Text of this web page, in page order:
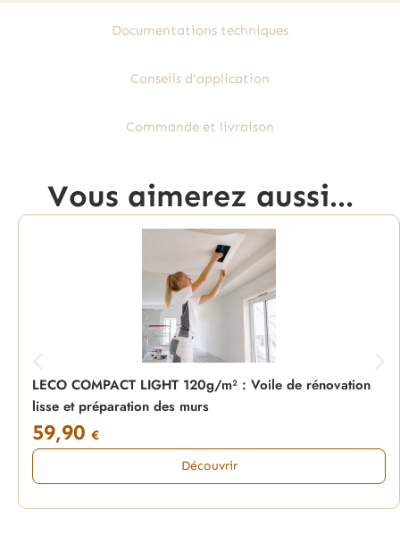
Documentations techniques
Conseils d'application
Commande et livraison
Vous aimerez aussi...
LECO COMPACT LIGHT 120g/m² : Voile de rénovation
lisse et préparation des murs
59,90 €
Découvrir